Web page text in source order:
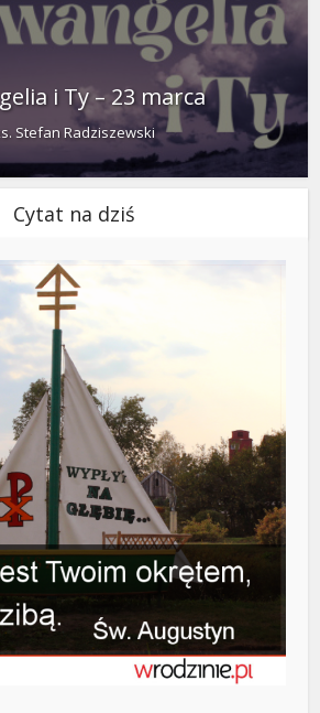
i Ty – 23 marca
Stefan Radziszewski
Cytat na dziś